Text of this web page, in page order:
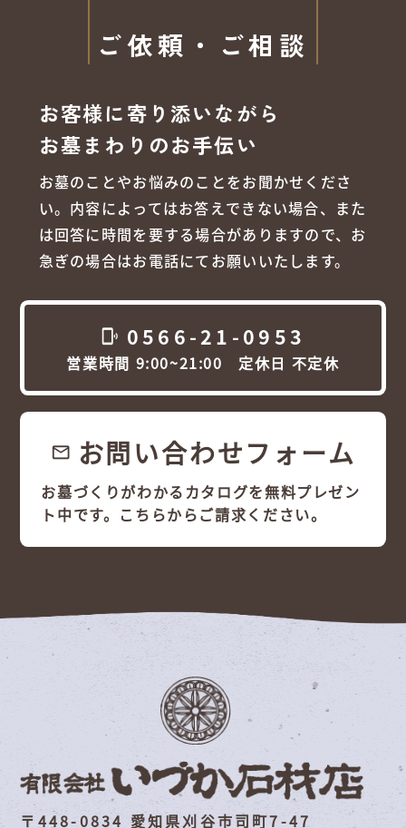
ご依頼・ご相談
お客様に寄り添いながら
お墓まわりのお手伝い
お墓のことやお悩みのことをお聞かせくださ
い。内容によってはお答えできない場合、また
は回答に時間を要する場合がありますので、お
急ぎの場合はお電話にてお願いいたします。
phonelink_ring 0566-21-0953
営業時間 9:00~21:00 定休日 不定休
email お問い合わせフォーム
お墓づくりがわかるカタログを無料プレゼン
ト中です。こちらからご請求ください。
〒448-0834 愛知県刈谷市司町7-47